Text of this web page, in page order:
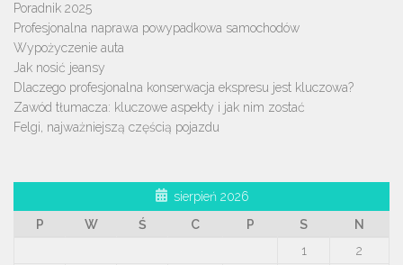
Poradnik 2025
Profesjonalna naprawa powypadkowa samochodów
Wypożyczenie auta
Jak nosić jeansy
Dlaczego profesjonalna konserwacja ekspresu jest kluczowa?
Zawód tłumacza: kluczowe aspekty i jak nim zostać
Felgi, najważniejszą częścią pojazdu
sierpień 2026
P
W Ś C P S
N
1
2